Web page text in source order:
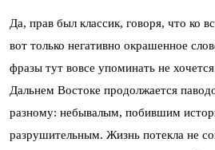
Да, прав был классик, говоря, что ко
вот только негативно окрашенное
фразы тут вовсе упоминать не
Дальнем Востоке продолжается
разному: небывалым, побившим
разрушительным. Жизнь потекла не